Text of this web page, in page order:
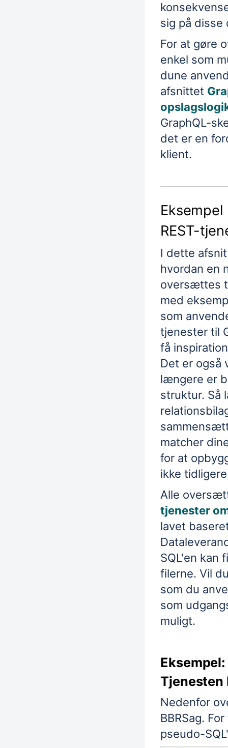
sig på disse
For at gøre
enkel som
dune
afsnittet
GraphQL-
det er en
klient.
REST-
I dette
hvordan en
oversættes
med
som
tjenester til
få
Det er også
længere er
struktur. Så
matcher
for at
ikke
Alle
tjenester
lavet
SQL'en kan
filerne. Vil
som du
som
muligt.
Tjenesten
Nedenfor
BBRSag.
pseudo-